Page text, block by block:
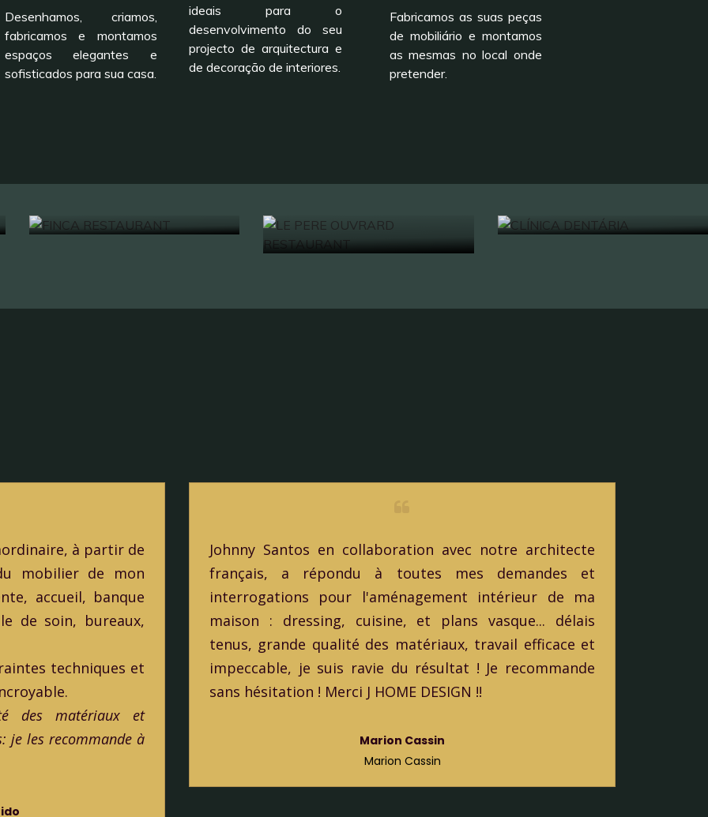
Desenhamos, criamos,
fabricamos e montamos
espaços elegantes e
sofisticados para sua casa.
ideais para o
desenvolvimento do seu
projecto de arquitectura e
de decoração de interiores.
Fabricamos as suas peças
de mobiliário e montamos
as mesmas no local onde
pretender.
FINCA
à partir de
mobilier de mon
accueil, banque
de soin, bureaux,
techniques et
des matériaux et
je les recommande à
Johnny Santos en collaboration avec notre architecte
français, a répondu à toutes mes demandes et
interrogations pour l'aménagement intérieur de ma
maison : dressing, cuisine, et plans vasque... délais
tenus, grande qualité des matériaux, travail efficace et
impeccable, je suis ravie du résultat ! Je recommande
sans hésitation ! Merci J HOME DESIGN !!
Marion Cassin
Marion Cassin